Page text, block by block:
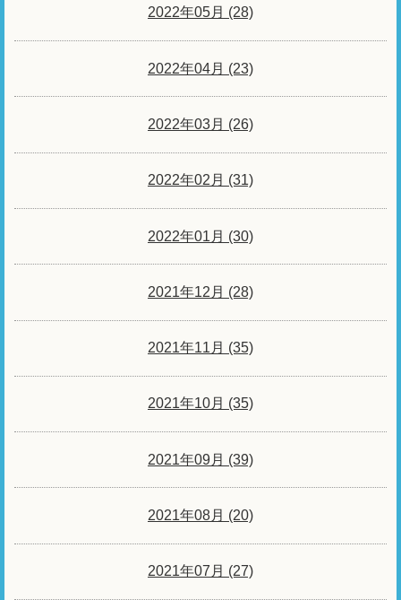
2022年05月 (28)
2022年04月 (23)
2022年03月 (26)
2022年02月 (31)
2022年01月 (30)
2021年12月 (28)
2021年11月 (35)
2021年10月 (35)
2021年09月 (39)
2021年08月 (20)
2021年07月 (27)